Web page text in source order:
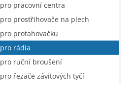
pro pracovní centra
pro prostřihovače na plech
pro protahovačku
pro rádia
pro ruční broušení
pro řezače závitových tyčí